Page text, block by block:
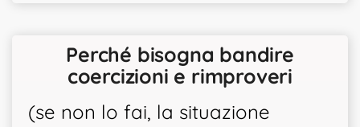
Perché bisogna bandire
coercizioni e rimproveri
(se non lo fai, la situazione